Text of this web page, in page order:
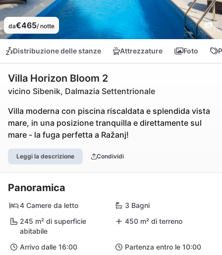
da€465/ notte
Distribuzione delle stanze Attrezzature Foto
Villa Horizon Bloom 2
vicino Sibenik, Dalmazia Settentrionale
Villa moderna con piscina riscaldata e splendida vista
mare, in una posizione tranquilla e direttamente sul
mare - la fuga perfetta a Ražanj!
Leggi la descrizione Condividi
Panoramica
4 Camere da letto
3 Bagni
245 m² di superficie
abitabile
450 m² di terreno
Arrivo dalle 16:00
Partenza entro le 10:00